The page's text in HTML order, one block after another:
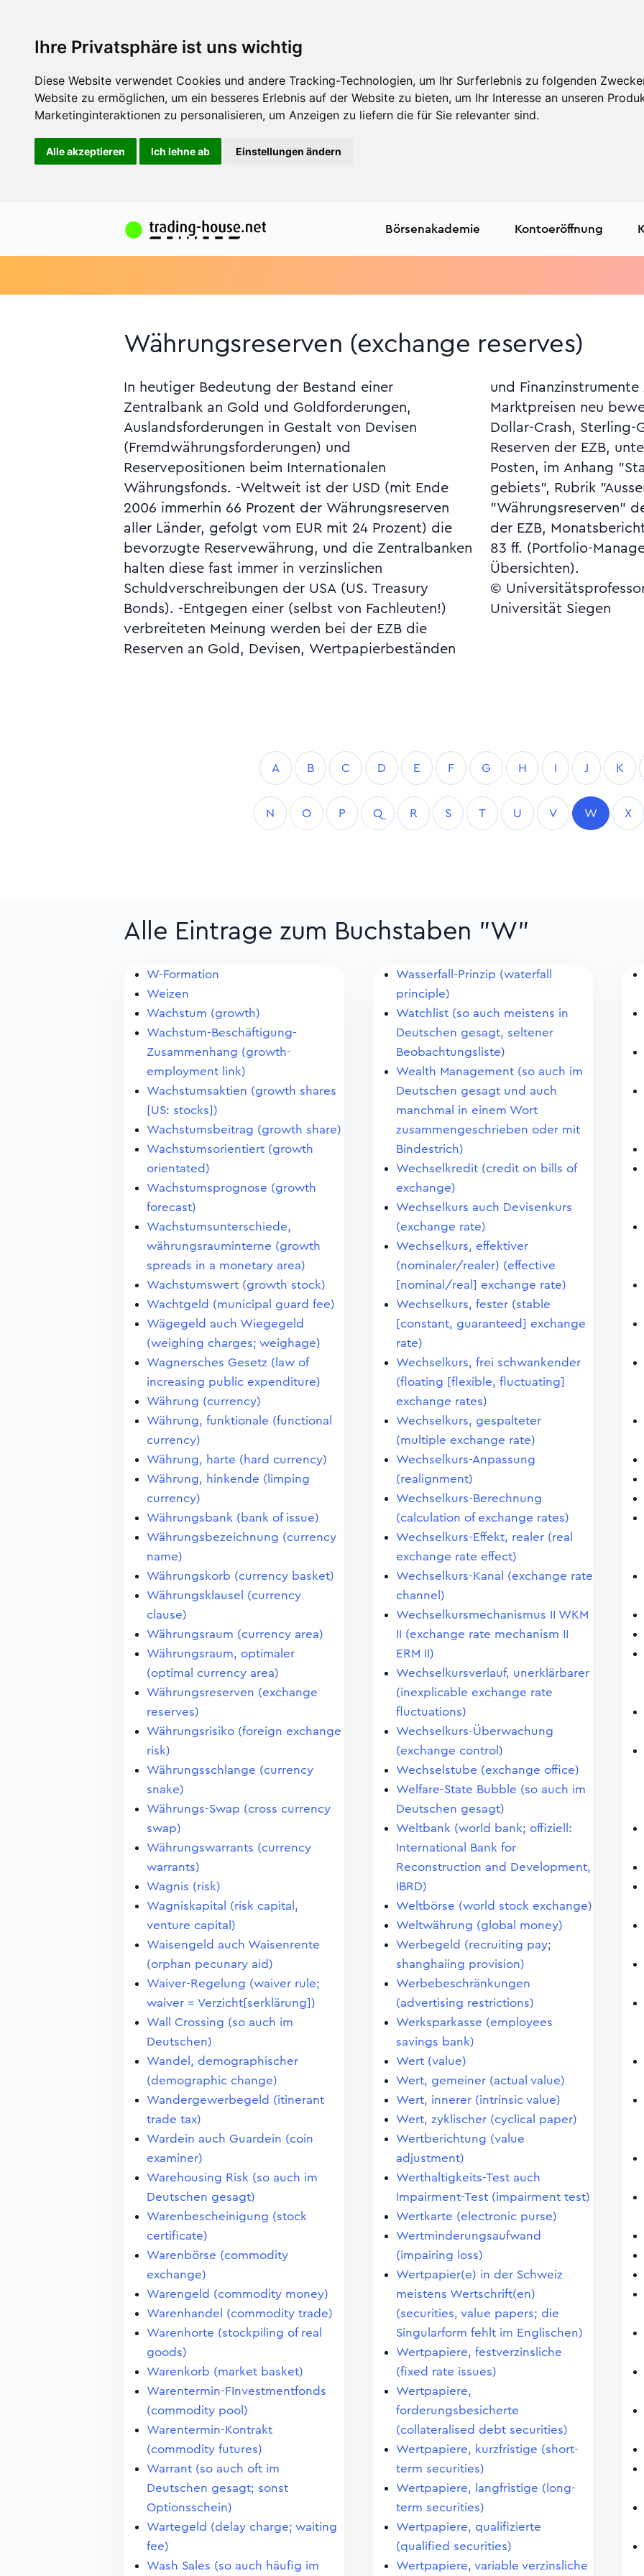
Ihre Privatsphäre ist uns wichtig
Diese Website verwendet Cookies und andere Tracking-Technologien, um Ihr Surferlebnis zu folgenden
Website zu ermöglichen, um ein besseres Erlebnis auf der Website zu bieten, um Ihr Interesse an unseren
Marketinginteraktionen zu personalisieren, um Anzeigen zu liefern die für Sie relevanter sind.
Alle akzeptieren Ich lehne ab Einstellungen ändern
Börsenakademie Kontoeröffnung
Währungsreserven (exchange reserves)
In heutiger Bedeutung der Bestand einer
Zentralbank an Gold und Goldforderungen,
Auslandsforderungen in Gestalt von Devisen
(Fremdwährungsforderungen) und
Reservepositionen beim Internationalen
Währungsfonds. -Weltweit ist der USD (mit Ende
2006 immerhin 66 Prozent der Währungsreserven
aller Länder, gefolgt vom EUR mit 24 Prozent) die
bevorzugte Reservewährung, und die Zentralbanken
halten diese fast immer in verzinslichen
Schuldverschreibungen der USA (US. Treasury
Bonds). -Entgegen einer (selbst von Fachleuten!)
verbreiteten Meinung werden bei der EZB die
Reserven an Gold, Devisen, Wertpapierbeständen
und Finanzinstrumente zu jedem Quartalsende zu
Marktpreisen neu bewertet. Siehe Devisenreserven,
Dollar-Crash, Sterling-Gebiet. Vgl. die Höhe der
Reserven der EZB, untergliedert nach einzelnen
Posten, im Anhang "Statistik des Euro-Währungs-
gebiets", Rubrik "Aussenwirtschaft", Unterrubrik
"Währungsreserven" des jeweiligen Monatsberichts
der EZB, Monatsbericht der EZB vom April 2006, S.
83 ff. (Portfolio-Management der EZB mit zahlreichen
Übersichten).
©
Universität Siegen
A B C D E F G H I J K
N O P Q R S T U V W X
Alle Eintrage zum Buchstaben "W"
W-Formation
Weizen
Wachstum (growth)
Wachstum-Beschäftigung-
Zusammenhang (growth-
employment link)
Wachstumsaktien (growth shares
[US: stocks])
Wachstumsbeitrag (growth share)
Wachstumsorientiert (growth
orientated)
Wachstumsprognose (growth
forecast)
Wachstumsunterschiede,
währungsrauminterne (growth
spreads in a monetary area)
Wachstumswert (growth stock)
Wachtgeld (municipal guard fee)
Wägegeld auch Wiegegeld
(weighing charges; weighage)
Wagnersches Gesetz (law of
increasing public expenditure)
Währung (currency)
Währung, funktionale (functional
currency)
Währung, harte (hard currency)
Währung, hinkende (limping
currency)
Währungsbank (bank of issue)
Währungsbezeichnung (currency
name)
Währungskorb (currency basket)
Währungsklausel (currency
clause)
Währungsraum (currency area)
Währungsraum, optimaler
(optimal currency area)
Währungsreserven (exchange
reserves)
Währungsrisiko (foreign exchange
risk)
Währungsschlange (currency
snake)
Währungs-Swap (cross currency
swap)
Währungswarrants (currency
warrants)
Wagnis (risk)
Wagniskapital (risk capital,
venture capital)
Waisengeld auch Waisenrente
(orphan pecunary aid)
Waiver-Regelung (waiver rule;
waiver = Verzicht[serklärung])
Wall Crossing (so auch im
Deutschen)
Wandel, demographischer
(demographic change)
Wandergewerbegeld (itinerant
trade tax)
Wardein auch Guardein (coin
examiner)
Warehousing Risk (so auch im
Deutschen gesagt)
Warenbescheinigung (stock
certificate)
Warenbörse (commodity
exchange)
Warengeld (commodity money)
Warenhandel (commodity trade)
Warenhorte (stockpiling of real
goods)
Warenkorb (market basket)
Warentermin-FInvestmentfonds
(commodity pool)
Warentermin-Kontrakt
(commodity futures)
Warrant (so auch oft im
Deutschen gesagt; sonst
Optionsschein)
Wartegeld (delay charge; waiting
fee)
Wash Sales (so auch häufig im
Wasserfall-Prinzip (waterfall
principle)
Watchlist (so auch meistens in
Deutschen gesagt, seltener
Beobachtungsliste)
Wealth Management (so auch im
Deutschen gesagt und auch
manchmal in einem Wort
zusammengeschrieben oder mit
Bindestrich)
Wechselkredit (credit on bills of
exchange)
Wechselkurs auch Devisenkurs
(exchange rate)
Wechselkurs, effektiver
(nominaler/realer) (effective
[nominal/real] exchange rate)
Wechselkurs, fester (stable
[constant, guaranteed] exchange
rate)
Wechselkurs, frei schwankender
(floating [flexible, fluctuating]
exchange rates)
Wechselkurs, gespalteter
(multiple exchange rate)
Wechselkurs-Anpassung
(realignment)
Wechselkurs-Berechnung
(calculation of exchange rates)
Wechselkurs-Effekt, realer (real
exchange rate effect)
Wechselkurs-Kanal (exchange rate
channel)
Wechselkursmechanismus II WKM
II (exchange rate mechanism II
ERM II)
Wechselkursverlauf, unerklärbarer
(inexplicable exchange rate
fluctuations)
Wechselkurs-Überwachung
(exchange control)
Wechselstube (exchange office)
Welfare-State Bubble (so auch im
Deutschen gesagt)
Weltbank (world bank; offiziell:
International Bank for
Reconstruction and Development,
IBRD)
Weltbörse (world stock exchange)
Weltwährung (global money)
Werbegeld (recruiting pay;
shanghaiing provision)
Werbebeschränkungen
(advertising restrictions)
Werksparkasse (employees
savings bank)
Wert (value)
Wert, gemeiner (actual value)
Wert, innerer (intrinsic value)
Wert, zyklischer (cyclical paper)
Wertberichtung (value
adjustment)
Werthaltigkeits-Test auch
Impairment-Test (impairment test)
Wertkarte (electronic purse)
Wertminderungsaufwand
(impairing loss)
Wertpapier(e) in der Schweiz
meistens Wertschrift(en)
(securities, value papers; die
Singularform fehlt im Englischen)
Wertpapiere, festverzinsliche
(fixed rate issues)
Wertpapiere,
forderungsbesicherte
(collateralised debt securities)
Wertpapiere, kurzfristige (short-
term securities)
Wertpapiere, langfristige (long-
term securities)
Wertpapiere, qualifizierte
(qualified securities)
Wertpapiere, variable verzinsliche